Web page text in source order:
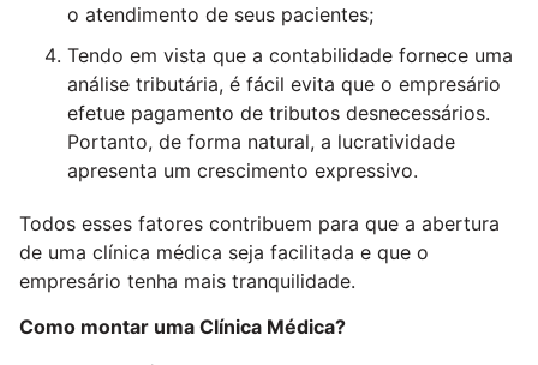
o atendimento de seus pacientes;
Tendo em vista que a contabilidade fornece uma
análise tributária, é fácil evita que o empresário
efetue pagamento de tributos desnecessários.
Portanto, de forma natural, a lucratividade
apresenta um crescimento expressivo.
Todos esses fatores contribuem para que a abertura
de uma clínica médica seja facilitada e que o
empresário tenha mais tranquilidade.
Como montar uma Clínica Médica?